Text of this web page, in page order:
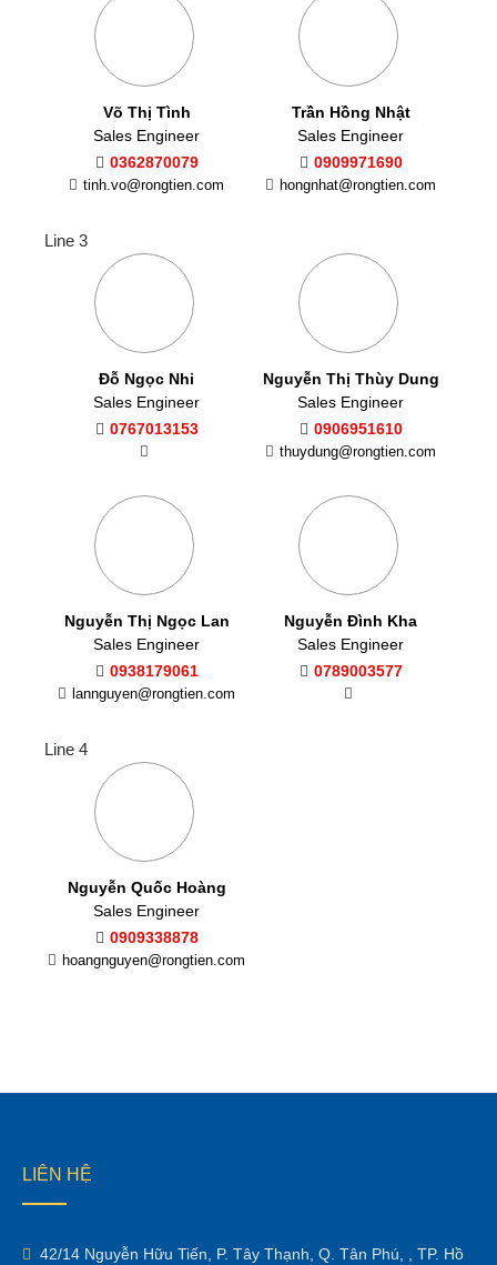
Võ Thị Tình
Sales Engineer
0362870079
tinh.vo@rongtien.com
Trần Hồng Nhật
Sales Engineer
0909971690
hongnhat@rongtien.com
Line 3
Đỗ Ngọc Nhi
Sales Engineer
0767013153
Nguyễn Thị Thùy Dung
Sales Engineer
0906951610
thuydung@rongtien.com
Nguyễn Thị Ngọc Lan
Sales Engineer
0938179061
lannguyen@rongtien.com
Nguyễn Đình Kha
Sales Engineer
0789003577
Line 4
Nguyễn Quốc Hoàng
Sales Engineer
0909338878
hoangnguyen@rongtien.com
LIÊN HỆ
42/14 Nguyễn Hữu Tiến, P. Tây Thạnh, Q. Tân Phú, , TP. Hồ